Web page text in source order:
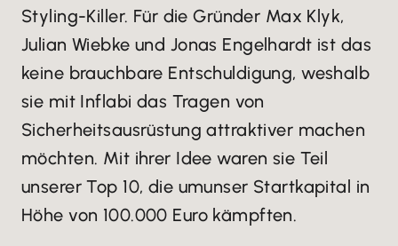
Styling-Killer. Für die Gründer Max Klyk,
Julian Wiebke und Jonas Engelhardt ist das
keine brauchbare Entschuldigung, weshalb
sie mit Inflabi das Tragen von
Sicherheitsausrüstung attraktiver machen
möchten. Mit ihrer Idee waren sie Teil
unserer Top 10, die umunser Startkapital in
Höhe von 100.000 Euro kämpften.